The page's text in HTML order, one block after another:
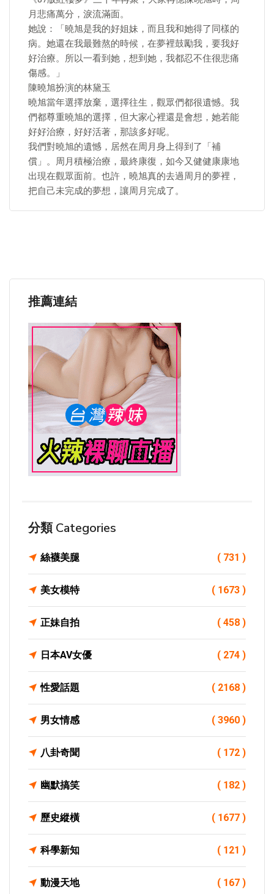
月悲痛萬分，淚流滿面。
她說：「曉旭是我的好姐妹，而且我和她得了同樣的
病。她還在我最難熬的時候，在夢裡鼓勵我，要我好
好治療。所以一看到她，想到她，我都忍不住很悲痛
傷感。」
陳曉旭扮演的林黛玉
曉旭當年選擇放棄，選擇往生，觀眾們都很遺憾。我
們都尊重曉旭的選擇，但大家心裡還是會想，她若能
好好治療，好好活著，那該多好呢。
我們對曉旭的遺憾，居然在周月身上得到了「補
償」。周月積極治療，最終康復，如今又健健康康地
出現在觀眾面前。也許，曉旭真的去過周月的夢裡，
把自己未完成的夢想，讓周月完成了。
推薦連結
分類 Categories
絲襪美腿 ( 731 )
美女模特 ( 1673 )
正妹自拍 ( 458 )
日本AV女優 ( 274 )
性愛話題 ( 2168 )
男女情感 ( 3960 )
八卦奇聞 ( 172 )
幽默搞笑 ( 182 )
歷史縱橫 ( 1677 )
科學新知 ( 121 )
動漫天地 ( 167 )